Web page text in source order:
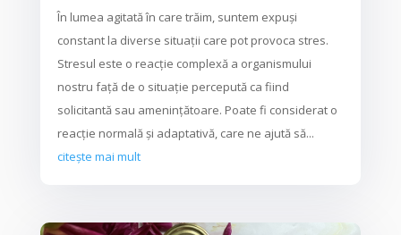
În lumea agitată în care trăim, suntem expuși
constant la diverse situații care pot provoca stres.
Stresul este o reacție complexă a organismului
nostru față de o situație percepută ca fiind
solicitantă sau amenințătoare. Poate fi considerat o
reacție normală și adaptativă, care ne ajută să...
citește mai mult